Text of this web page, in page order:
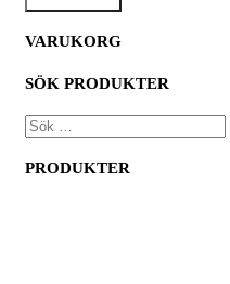
VARUKORG
SÖK PRODUKTER
SÖK
PRODUKTER